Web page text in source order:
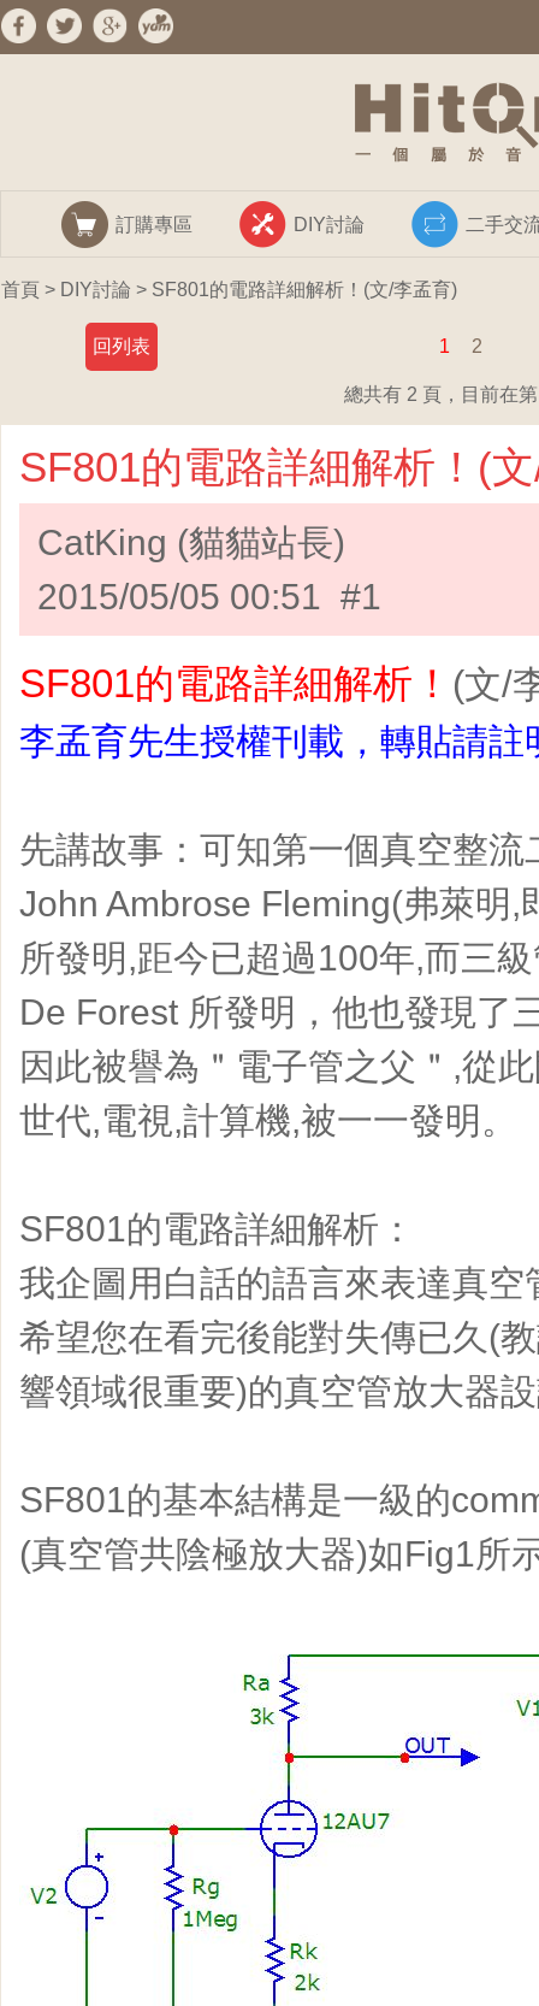
訂購專區 DIY討論 二手交
首頁 > DIY討論 > SF801的電路詳細解析！(文/李孟育)
回列表 1 2
總共有 2 頁，目前在
SF801的電路詳細解析！(
CatKing (貓貓站長)
2015/05/05 00:51 #1
SF801的電路詳細解析！ (文/
李孟育先生授權刊載，轉貼請註
先講故事：可知第一個真空整
John Ambrose Fleming(弗萊明,
所發明,距今已超過100年,而三
De Forest 所發明，他也發現了
因此被譽為＂電子管之父＂,從
世代,電視,計算機,被一一發明。
SF801的電路詳細解析：
我企圖用白話的語言來表達真
希望您在看完後能對失傳已久(
響領域很重要)的真空管放大器
SF801的基本結構是一級的
(真空管共陰極放大器)如Fig1所